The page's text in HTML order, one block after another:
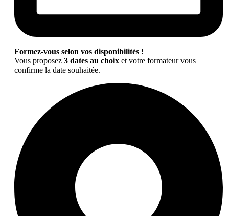
Formez-vous selon vos disponibilités !
Vous proposez 3 dates au choix et votre formateur vous
confirme la date souhaitée.